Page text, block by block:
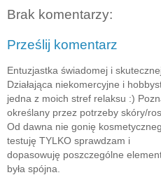
Brak komentarzy:
Prześlij komentarz
Entuzjastka świadomej i
Działająca niekomercyjne i
jedna z moich stref relaksu :)
określany przez potrzeby skóry/
Od dawna nie gonię
testuję TYLKO sprawdzam i
dopasowuję poszczególne
była spójna.